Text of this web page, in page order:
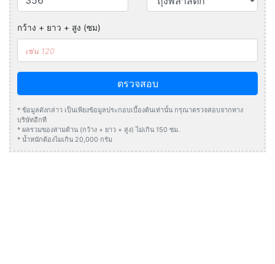
กว้าง + ยาว + สูง (ซม)
ตรวจสอบ
* ข้อมูลดังกล่าว เป็นเพียงข้อมูลประกอบเบื้องต้นเท่านั้น กรุณาตรวจสอบจากทาง
บริษัทอีกที
* ผลรวมของสามด้าน (กว้าง + ยาว + สูง) ไม่เกิน 150 ซม.
* น้ำหนักต้องไมเกิน 20,000 กรัม